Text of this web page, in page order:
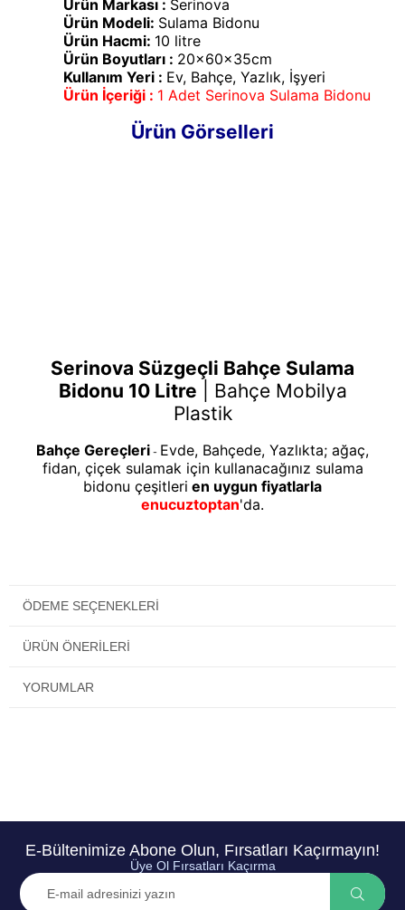
Ürün Markası : Serinova
Ürün Modeli: Sulama Bidonu
Ürün Hacmi: 10 litre
Ürün Boyutları : 20x60x35cm
Kullanım Yeri : Ev, Bahçe, Yazlık, İşyeri
Ürün İçeriği : 1 Adet Serinova Sulama Bidonu
Ürün Görselleri
Serinova Süzgeçli Bahçe Sulama
Bidonu 10 Litre
Bahçe Mobilya
Plastik
Bahçe Gereçleri - Evde, Bahçede, Yazlıkta; ağaç,
fidan, çiçek sulamak için kullanacağınız sulama
bidonu çeşitleri en uygun fiyatlarla
enucuztoptan'da.
ÖDEME SEÇENEKLERI
ÜRÜN ÖNERILERI
YORUMLAR
E-Bültenimize Abone Olun, Fırsatları Kaçırmayın!
Üye Ol Fırsatları Kaçırma